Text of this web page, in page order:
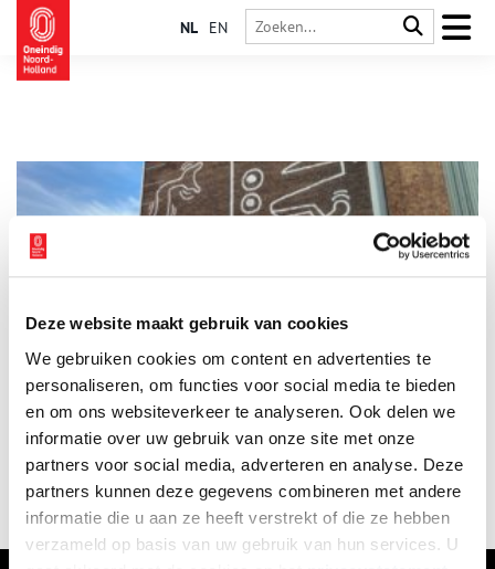
Deze website maakt gebruik van cookies
We gebruiken cookies om content en advertenties te
personaliseren, om functies voor social media te bieden
en om ons websiteverkeer te analyseren. Ook delen we
informatie over uw gebruik van onze site met onze
partners voor social media, adverteren en analyse. Deze
partners kunnen deze gegevens combineren met andere
informatie die u aan ze heeft verstrekt of die ze hebben
verzameld op basis van uw gebruik van hun services. U
NL EN
De grootste Keith Haring van Europa bevindt zich in
Amsterdam-West, op het terrein van het Food Center. Precies
een jaar geleden werd het kunstwerk, dat dertig jaar lang
verborgen heeft gezeten achter metalen beplating, onthuld.